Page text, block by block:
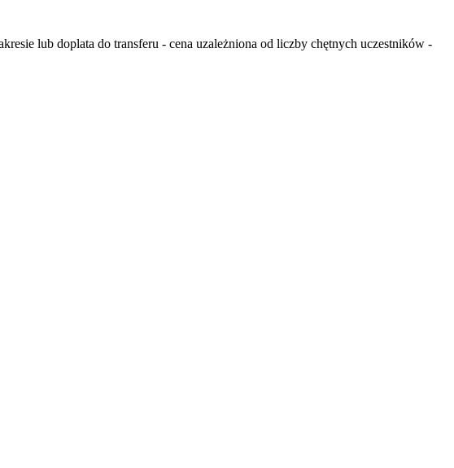
lub doplata do transferu - cena uzależniona od liczby chętnych uczestników -